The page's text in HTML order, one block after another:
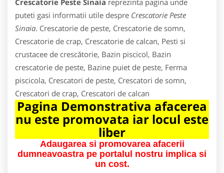
puteti gasi informatii utile despre Crescatorie Peste
Sinaia. Crescatorie de peste, Crescatorie de somn,
Crescatorie de crap, Crescatorie de calcan, Pesti si
crustacee de crescătorie, Bazin piscicol, Bazin
crescatorie de peste, Bazine puiet de peste, Ferma
piscicola, Crescatori de peste, Crescatori de somn,
Crescatori de crap, Crescatori de calcan
Pagina Demonstrativa afacerea
nu este promovata iar locul este
liber
Adaugarea si promovarea afacerii
dumneavoastra pe portalul nostru implica si
un cost.